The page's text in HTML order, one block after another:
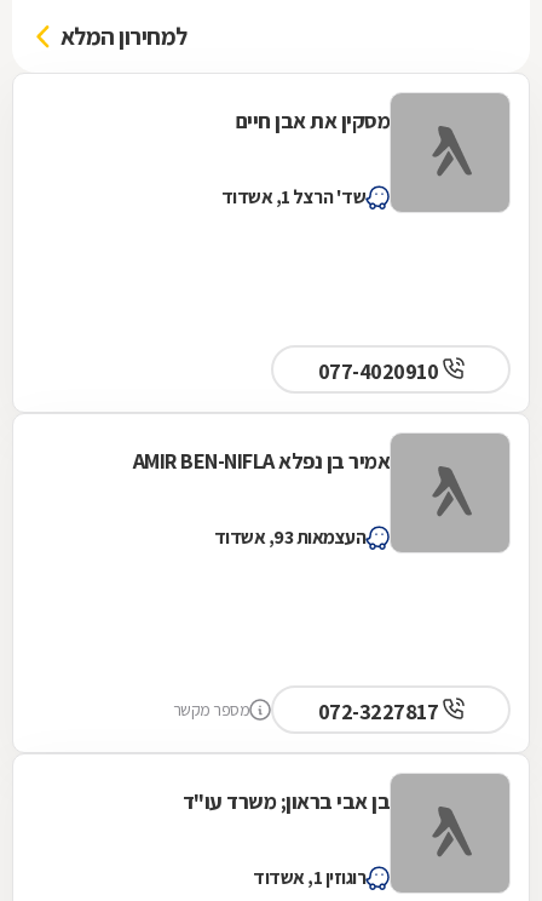
למחירון המלא
מסקין את אבן חיים
שד' הרצל 1, אשדוד
אמיר בן נפלא AMIR BEN-NIFLA
העצמאות 93, אשדוד
מספר מקשר
בן אבי בראון; משרד עו"ד
רוגוזין 1, אשדוד